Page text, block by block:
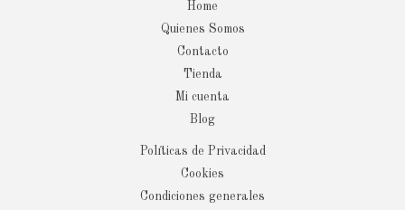
Home
Quienes Somos
Contacto
Tienda
Mi cuenta
Blog
Políticas de Privacidad
Cookies
Condiciones generales